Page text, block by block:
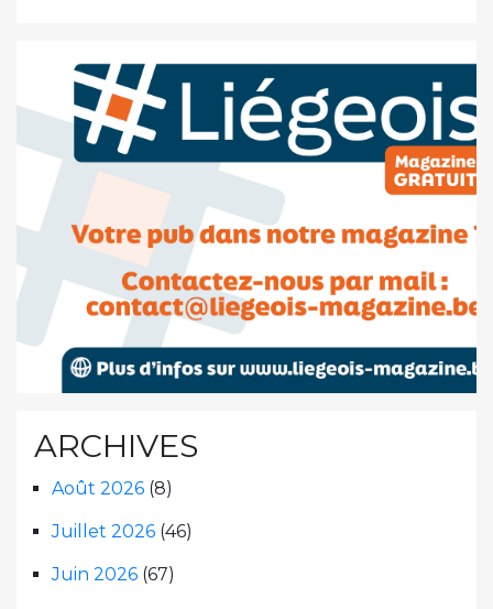
ARCHIVES
Août 2026 (8)
Juillet 2026 (46)
Juin 2026 (67)